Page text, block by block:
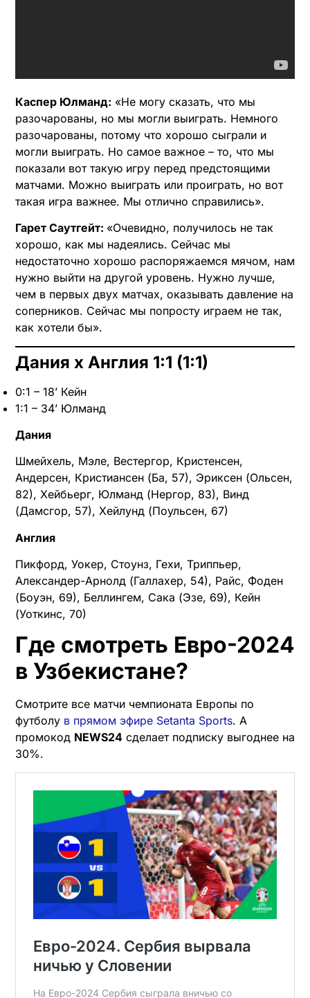
Каспер Юлманд: «Не могу сказать, что мы
разочарованы, но мы могли выиграть. Немного
разочарованы, потому что хорошо сыграли и
могли выиграть. Но самое важное – то, что мы
показали вот такую игру перед предстоящими
матчами. Можно выиграть или проиграть, но вот
такая игра важнее. Мы отлично справились».
Гарет Саутгейт: «Очевидно, получилось не так
хорошо, как мы надеялись. Сейчас мы
недостаточно хорошо распоряжаемся мячом, нам
нужно выйти на другой уровень. Нужно лучше,
чем в первых двух матчах, оказывать давление на
соперников. Сейчас мы попросту играем не так,
как хотели бы».
Дания х Англия 1:1 (1:1)
0:1 – 18’ Кейн
1:1 – 34’ Юлманд
Дания
Шмейхель, Мэле, Вестергор, Кристенсен,
Андерсен, Кристиансен (Ба, 57), Эриксен (Ольсен,
82), Хейбьерг, Юлманд (Нергор, 83), Винд
(Дамсгор, 57), Хейлунд (Поульсен, 67)
Англия
Пикфорд, Уокер, Стоунз, Гехи, Триппьер,
Александер-Арнолд (Галлахер, 54), Райс, Фоден
(Боуэн, 69), Беллингем, Сака (Эзе, 69), Кейн
(Уоткинс, 70)
Где смотреть Евро-2024
в Узбекистане?
Смотрите все матчи чемпионата Европы по
футболу в прямом эфире Setanta Sports. А
промокод NEWS24 сделает подписку выгоднее на
30%.